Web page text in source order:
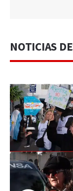
NOTICIAS